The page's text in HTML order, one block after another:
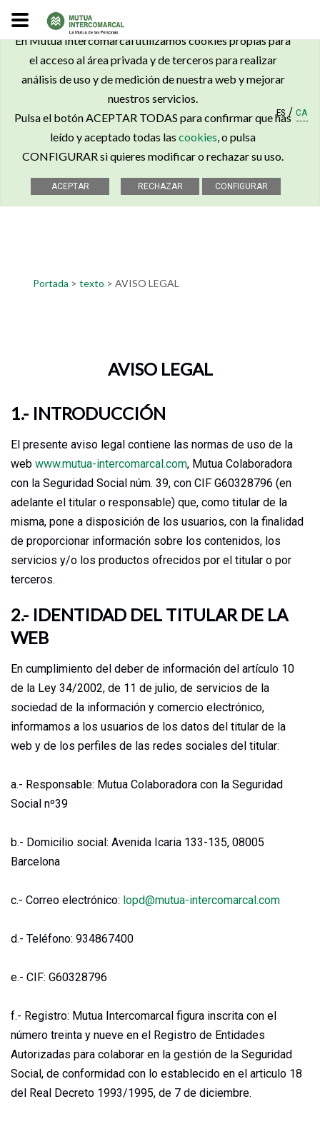
En Mutua Intercomarcal utilizamos cookies propias para
el acceso al área privada y de terceros para realizar
análisis de uso y de medición de nuestra web y mejorar
nuestros servicios.
Pulsa el botón ACEPTAR TODAS para confirmar que has
leído y aceptado todas las cookies, o pulsa
CONFIGURAR si quieres modificar o rechazar su uso.
ES / CA
Portada > texto > AVISO LEGAL
AVISO LEGAL
1.- INTRODUCCIÓN
El presente aviso legal contiene las normas de uso de la
web www.mutua-intercomarcal.com, Mutua Colaboradora
con la Seguridad Social núm. 39, con CIF G60328796 (en
adelante el titular o responsable) que, como titular de la
misma, pone a disposición de los usuarios, con la finalidad
de proporcionar información sobre los contenidos, los
servicios y/o los productos ofrecidos por el titular o por
terceros.
2.- IDENTIDAD DEL TITULAR DE LA
WEB
En cumplimiento del deber de información del artículo 10
de la Ley 34/2002, de 11 de julio, de servicios de la
sociedad de la información y comercio electrónico,
informamos a los usuarios de los datos del titular de la
web y de los perfiles de las redes sociales del titular:
a.- Responsable: Mutua Colaboradora con la Seguridad
Social nº39
b.- Domicilio social: Avenida Icaria 133-135, 08005
Barcelona
c.- Correo electrónico: lopd@mutua-intercomarcal.com
d.- Teléfono: 934867400
e.- CIF: G60328796
f.- Registro: Mutua Intercomarcal figura inscrita con el
número treinta y nueve en el Registro de Entidades
Autorizadas para colaborar en la gestión de la Seguridad
Social, de conformidad con lo establecido en el articulo 18
del Real Decreto 1993/1995, de 7 de diciembre.